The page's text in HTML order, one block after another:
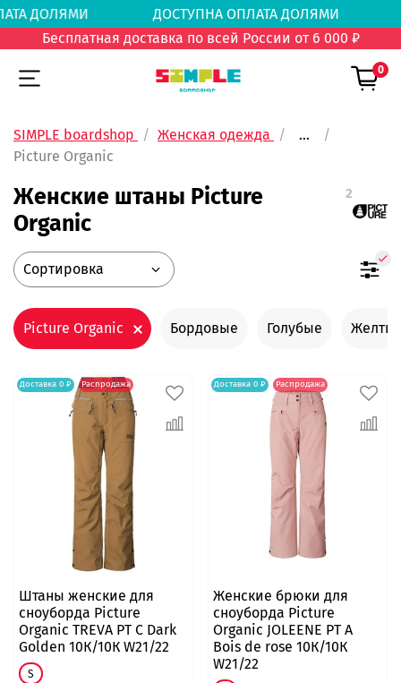
ДОЛЯМИ ДОСТУПНА ОПЛАТА ДОЛЯМИ
Бесплатная доставка по всей России от 6 000 ₽
0
SIMPLE boardshop Женская одежда
...
Picture Organic
Женские штаны Picture
Organic
2
Picture Organic Бордовые Голубые
Доставка 0 ₽ Распродажа
Штаны женские для
сноуборда Picture
Organic TREVA PT C Dark
Golden 10К/10К W21/22
S
Доставка 0 ₽ Распродажа
Женские брюки для
сноуборда Picture
Organic JOLEENE PT A
Bois de rose 10К/10К
W21/22